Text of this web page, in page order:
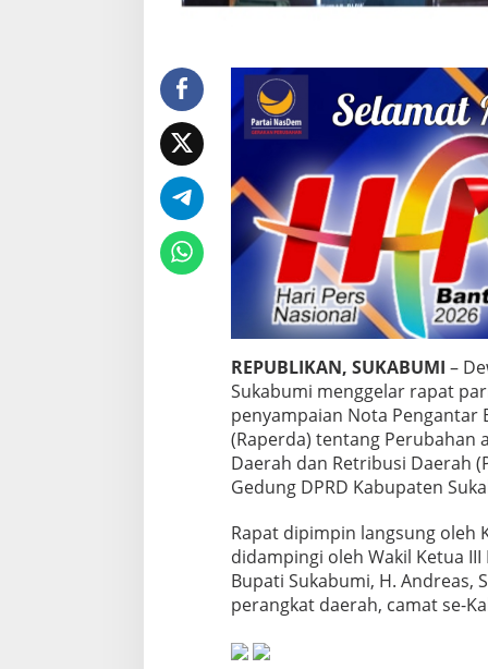
r
u
s
i
s
e
r
t
U
M
K
M
REPUBLIKAN, SUKABUMI –
Sukabumi menggelar rapat
penyampaian Nota Pengantar
(Raperda) tentang Perubahan
Daerah dan Retribusi Daerah
Gedung DPRD Kabupaten
Rapat dipimpin langsung oleh
didampingi oleh Wakil Ketua III
Bupati Sukabumi, H. Andreas,
perangkat daerah, camat se-